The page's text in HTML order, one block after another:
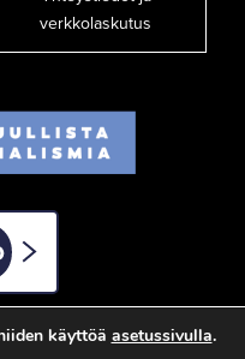
verkkolaskutus
käyttöä asetussivulla.